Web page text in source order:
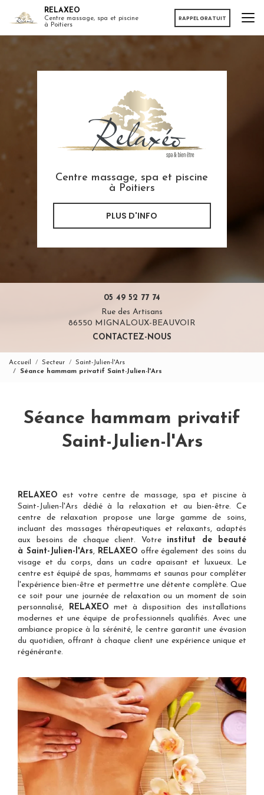
RELAXEO
Centre massage, spa et piscine
à Poitiers
RAPPEL GRATUIT
Centre massage, spa et piscine
à Poitiers
PLUS D'INFO
05 49 52 77 74
Rue des Artisans
86550 MIGNALOUX-BEAUVOIR
CONTACTEZ-NOUS
Accueil Secteur
Saint-Julien-l'Ars
Séance hammam privatif Saint-Julien-l'Ars
Séance hammam privatif
Saint-Julien-l'Ars
RELAXEO est votrecentre de massage, spa et piscine à
Saint-Julien-l'Ars dédié à la relaxation et au bien-être. Ce
centre de relaxation propose une large gamme de soins,
incluant des massages thérapeutiques et relaxants, adaptés
aux besoins de chaque client. Votre institut de beauté
à Saint-Julien-l'Ars, RELAXEO offre également des soins du
visage et du corps, dans un cadre apaisant et luxueux. Le
centre est équipé de spas, hammams et saunas pour compléter
l'expérience bien-être et permettre une détente complète. Que
ce soit pour une journée de relaxation ou un moment de soin
personnalisé, RELAXEO met à disposition des installations
modernes et une équipe de professionnels qualifiés. Avec une
ambiance propice à la sérénité, le centre garantit une évasion
du quotidien, offrant à chaque client une expérience unique et
régénérante.